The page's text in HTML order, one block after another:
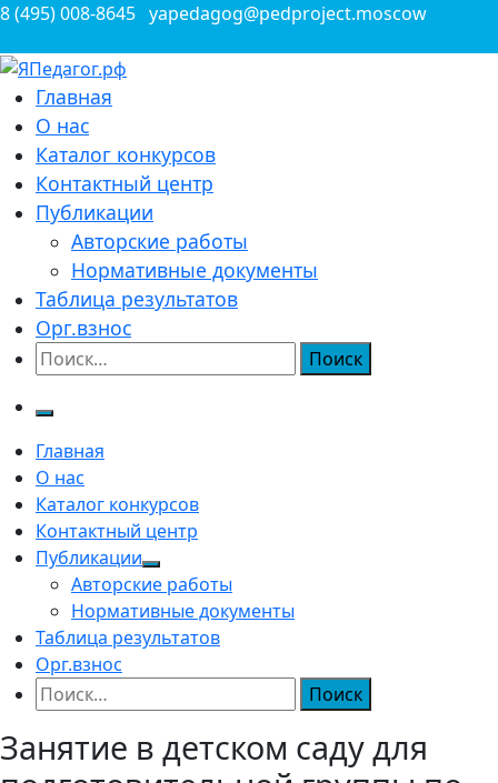
Перейти
содержимому
8 (495) 008-8645 yapedagog@pedproject.moscow
ЯПедагог.рф
Всероссийские конкурсы для педагогов
Главная
О нас
Каталог конкурсов
Контактный центр
Публикации
Авторские работы
Нормативные документы
Таблица результатов
Орг.взнос
Найти:
Главная
О нас
Каталог конкурсов
Контактный центр
Публикации
Авторские работы
Нормативные документы
Таблица результатов
Орг.взнос
Найти:
Занятие в детском саду для